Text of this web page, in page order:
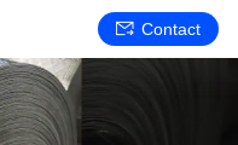
Contact